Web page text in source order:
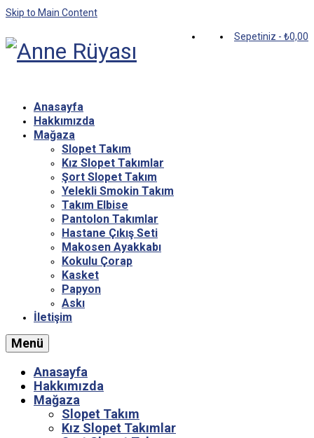
Skip to Main Content
Sepetiniz - ₺0,00
Anasayfa
Hakkımızda
Mağaza
Slopet Takım
Kız Slopet Takımlar
Şort Slopet Takım
Yelekli Smokin Takım
Takım Elbise
Pantolon Takımlar
Hastane Çıkış Seti
Makosen Ayakkabı
Kokulu Çorap
Kasket
Papyon
Askı
İletişim
Menü
Anasayfa
Hakkımızda
Mağaza
Slopet Takım
Kız Slopet Takımlar